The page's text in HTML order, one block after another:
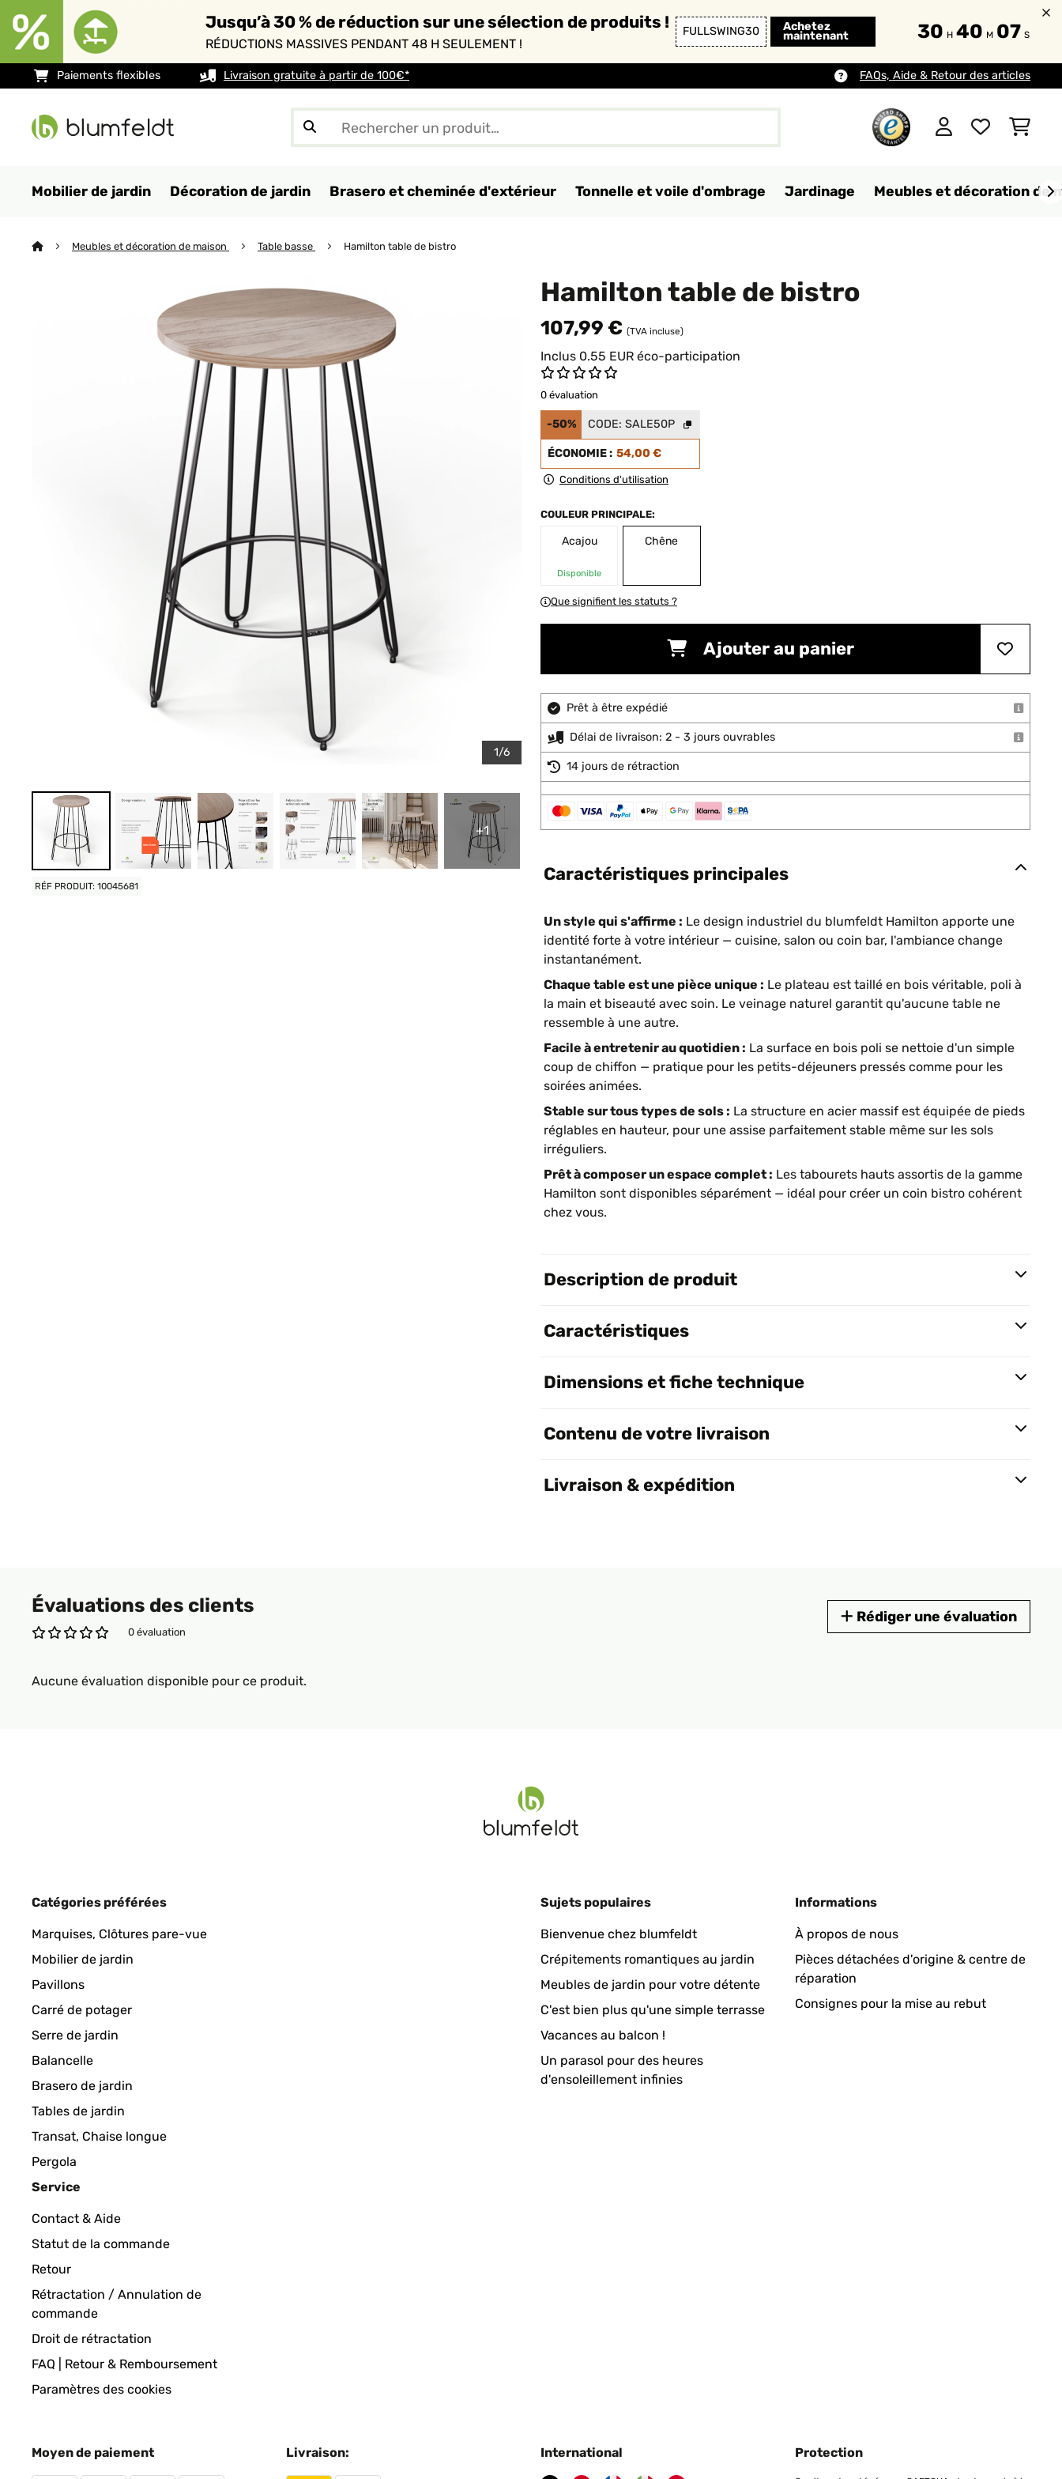
Jusqu’à 30 % de réduction sur une sélection de produits !
RÉDUCTIONS MASSIVES PENDANT 48 H SEULEMENT !
FULLSWING30 Achetez
maintenant 30 H 40 M 06 S
Paiements flexibles Livraison gratuite à partir de 100€* FAQs, Aide & Retour des articles
Mobilier de jardin Décoration de jardin Brasero et cheminée d'extérieur Tonnelle et voile d'ombrage Jardinage Meubles et décoration de
Meubles et décoration de maison Table basse Hamilton table de bistro
1/6
+1
RÉF PRODUIT: 10045681
Hamilton table de bistro
107,99 € (TVA incluse)
Inclus 0.55 EUR éco-participation
0 évaluation
-50% CODE: SALE50P
ÉCONOMIE : 54,00 €
Conditions d'utilisation
COULEUR PRINCIPALE:
Acajou
Disponible
Chêne
Que signifient les statuts ?
Ajouter au panier
Prêt à être expédié
Délai de livraison: 2 - 3 jours ouvrables
14 jours de rétraction
Caractéristiques principales
Un style qui s'affirme : Le design industriel du blumfeldt Hamilton apporte une
identité forte à votre intérieur — cuisine, salon ou coin bar, l'ambiance change
instantanément.
Chaque table est une pièce unique : Le plateau est taillé en bois véritable, poli à
la main et biseauté avec soin. Le veinage naturel garantit qu'aucune table ne
ressemble à une autre.
Facile à entretenir au quotidien : La surface en bois poli se nettoie d'un simple
coup de chiffon — pratique pour les petits-déjeuners pressés comme pour les
soirées animées.
Stable sur tous types de sols : La structure en acier massif est équipée de pieds
réglables en hauteur, pour une assise parfaitement stable même sur les sols
irréguliers.
Prêt à composer un espace complet : Les tabourets hauts assortis de la gamme
Hamilton sont disponibles séparément — idéal pour créer un coin bistro cohérent
chez vous.
Description de produit
Caractéristiques
Dimensions et fiche technique
Contenu de votre livraison
Livraison & expédition
Évaluations des clients
0 évaluation
Rédiger une évaluation
Aucune évaluation disponible pour ce produit.
Catégories préférées
Marquises, Clôtures pare-vue
Mobilier de jardin
Pavillons
Carré de potager
Serre de jardin
Balancelle
Brasero de jardin
Tables de jardin
Transat, Chaise longue
Pergola
Sujets populaires
Bienvenue chez blumfeldt
Crépitements romantiques au jardin
Meubles de jardin pour votre détente
C'est bien plus qu'une simple terrasse
Vacances au balcon !
Un parasol pour des heures
d'ensoleillement infinies
Informations
À propos de nous
Pièces détachées d'origine & centre de
réparation
Consignes pour la mise au rebut
Service
Contact & Aide
Statut de la commande
Retour
Rétractation / Annulation de
commande
Droit de rétractation
FAQ | Retour & Remboursement
Paramètres des cookies
Moyen de paiement Livraison: International Protection